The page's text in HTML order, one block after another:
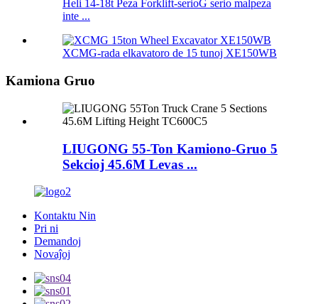
Heli 14-18t Peza Forklift-serioG serio malpeza
inte ...
XCMG-rada elkavatoro de 15 tunoj XE150WB
Kamiona Gruo
LIUGONG 55-Ton Kamiono-Gruo 5
Sekcioj 45.6M Levas ...
Kontaktu Nin
Pri ni
Demandoj
Novaĵoj